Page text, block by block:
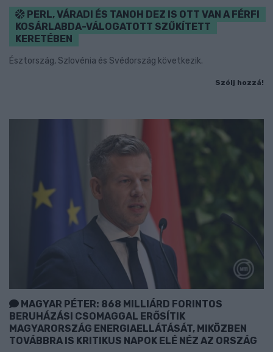
PERL, VÁRADI ÉS TANOH DEZ IS OTT VAN A FÉRFI
KOSÁRLABDA-VÁLOGATOTT SZŰKÍTETT
KERETÉBEN
Észtország, Szlovénia és Svédország következik.
Szólj hozzá!
MAGYAR PÉTER: 868 MILLIÁRD FORINTOS
BERUHÁZÁSI CSOMAGGAL ERŐSÍTIK
MAGYARORSZÁG ENERGIAELLÁTÁSÁT, MIKÖZBEN
TOVÁBBRA IS KRITIKUS NAPOK ELÉ NÉZ AZ ORSZÁG